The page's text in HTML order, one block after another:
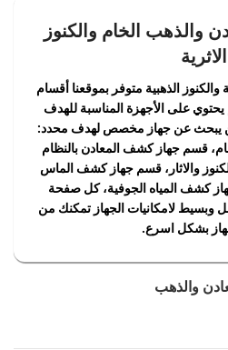
والذهب الخام والكنوز
الاثرية
الذهبية متوفر بموقعنا أقسام
على الأجهزة المناسبة للهدف
يبحث عن جهاز مخصص لهدف محدد:
قسم جهاز كشف المعادن بالنظام
والاثار، قسم جهاز كشف الماس
كشف المياه الجوفية، كل صفحة
لامكانيات الجهاز تمكنك من
بشكل اسرع.
والذهب